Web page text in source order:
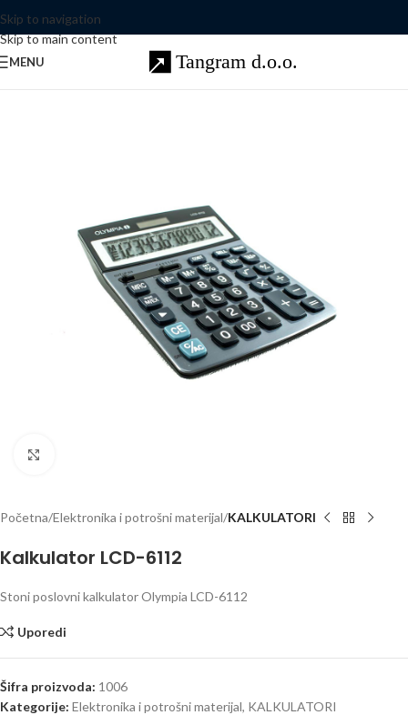
Skip to navigation
Skip to main content
MENU
Početna Elektronika i potrošni materijal KALKULATORI
Kalkulator LCD-6112
Stoni poslovni kalkulator Olympia LCD-6112
Uporedi
Šifra proizvoda: 1006
Kategorije: Elektronika i potrošni materijal, KALKULATORI